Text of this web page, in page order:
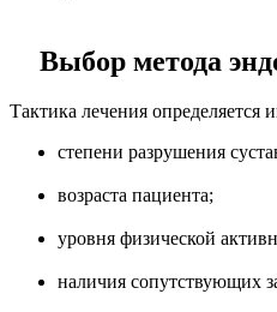
Выбор метода
Тактика лечения определяется
степени разрушения
возраста пациента;
уровня физической
наличия сопутствующих